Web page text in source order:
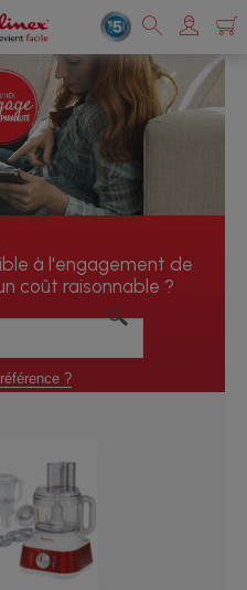
à l'engagement de
coût raisonnable ?
?